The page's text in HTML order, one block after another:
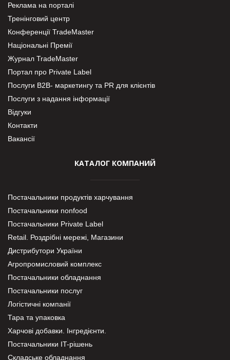
Реклама на порталі
Тренінговий центр
Конференції TradeMaster
Національні Премії
Журнал TradeMaster
Портал про Private Label
Послуги В2В- маркетингу та PR для клієнтів
Послуги з надання інформації
Відгуки
Контакти
Вакансії
КАТАЛОГ КОМПАНИЙ
Постачальники продуктів харчування
Постачальники nonfood
Постачальники Private Label
Retail. Роздрібні мережі, Магазини
Дистрибутори України
Агропромисловий комплекс
Постачальники обладнання
Постачальники послуг
Логістичні компанії
Тара та упаковка
Харчові добавки. Інгредієнти.
Постачальники IT-рішень
Складське обладнання